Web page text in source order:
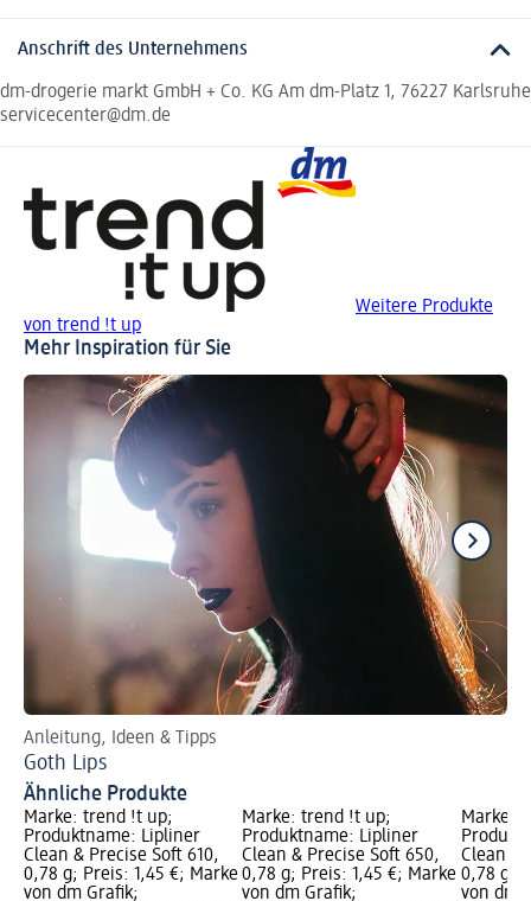
Anschrift des Unternehmens
dm-drogerie markt GmbH + Co. KG Am dm-Platz 1, 76227 Karlsruhe
servicecenter@dm.de
Weitere Produkte
von trend !t up
Mehr Inspiration für Sie
Anleitung, Ideen & Tipps
Goth Lips
Ähnliche Produkte
Marke: trend !t up;
Produktname: Lipliner
Clean & Precise Soft 610,
0,78 g; Preis: 1,45 €; Marke
von dm Grafik;
Marke: trend !t up;
Produktname: Lipliner
Clean & Precise Soft 650,
0,78 g; Preis: 1,45 €; Marke
von dm Grafik;
Marke:
Clean &
0,78 g;
von dm